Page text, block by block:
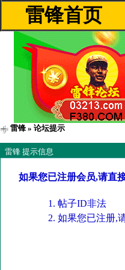
雷锋首页
雷锋 » 论坛提示
雷锋 提示信息
如果您已注册会员,请直
帖子ID非法
如果您已注册,